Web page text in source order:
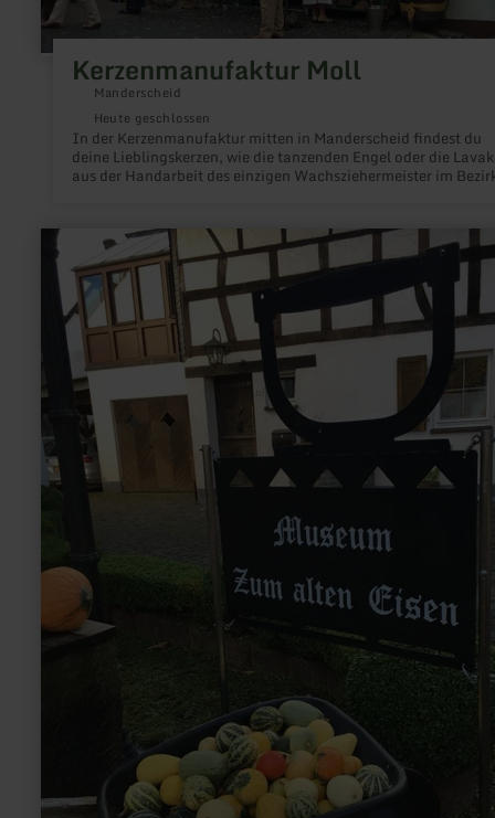
Kerzenmanufaktur Moll
Manderscheid
Heute geschlossen
In der Kerzenmanufaktur mitten in Manderscheid findest du
deine Lieblingskerzen, wie die tanzenden Engel oder die
aus der Handarbeit des einzigen Wachsziehermeister im
mehr
erfahren
zu:
Museum
Zum
alten
Eisen